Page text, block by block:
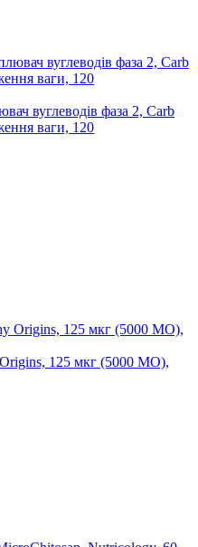
вуглеводів фаза 2, Carb
ваги, 120
125 мкг (5000 МО),